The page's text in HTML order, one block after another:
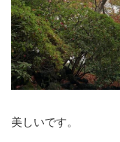
美しいです。